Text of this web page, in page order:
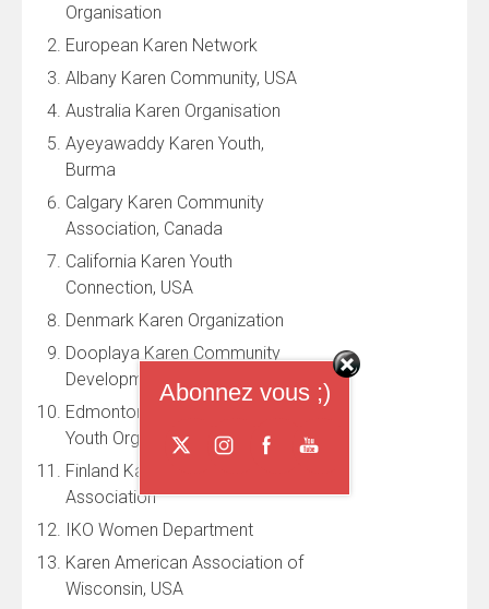
Organisation
European Karen Network
Albany Karen Community, USA
Australia Karen Organisation
Ayeyawaddy Karen Youth,
Burma
Calgary Karen Community
Association, Canada
California Karen Youth
Connection, USA
Denmark Karen Organization
Dooplaya Karen Community
Development Group, Burma
Edmonton Karen Community
Youth Organization, Canada
Finland Karen Culture
Association
IKO Women Department
Karen American Association of
Wisconsin, USA
Abonnez vous ;)